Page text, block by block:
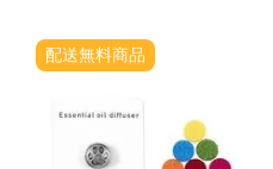
配送無料商品